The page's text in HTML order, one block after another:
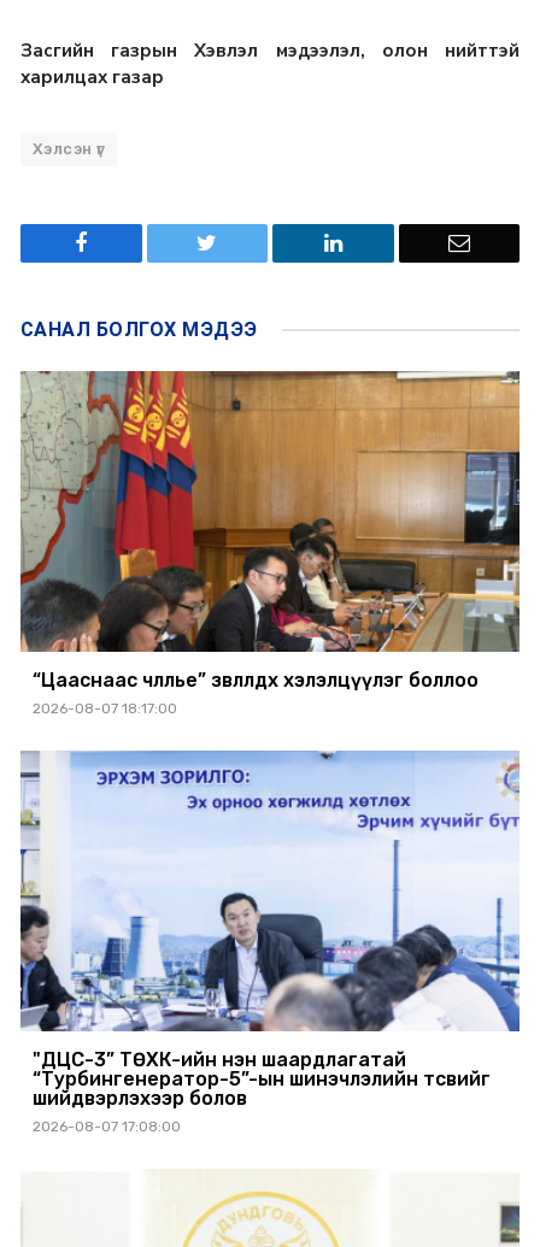
Засгийн газрын Хэвлэл мэдээлэл, олон нийттэй
харилцах газар
Хэлсэн үг
САНАЛ БОЛГОХ МЭДЭЭ
“Цааснаас чөлөөлье” зөвлөлдөх хэлэлцүүлэг боллоо
2026-08-07 18:17:00
"ДЦС-3” ТӨХК-ийн нэн шаардлагатай
“Турбингенератор-5”-ын шинэчлэлийн төсвийг
шийдвэрлэхээр болов
2026-08-07 17:08:00